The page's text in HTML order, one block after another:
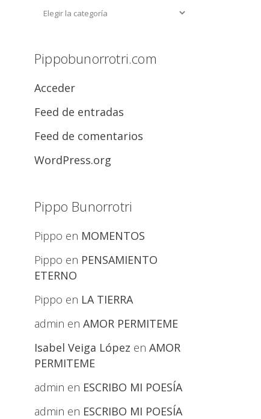
Pippobunorrotri.com
Acceder
Feed de entradas
Feed de comentarios
WordPress.org
Pippo Bunorrotri
Pippo en MOMENTOS
Pippo en PENSAMIENTO
ETERNO
Pippo en LA TIERRA
admin en AMOR PERMITEME
Isabel Veiga López en AMOR
PERMITEME
admin en ESCRIBO MI POESÍA
admin en ESCRIBO MI POESÍA